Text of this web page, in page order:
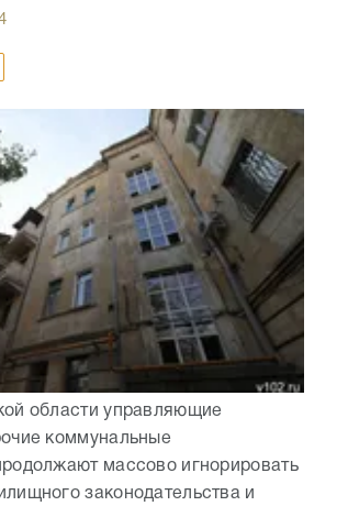
области управляющие
коммунальные
массово игнорировать
законодательства и